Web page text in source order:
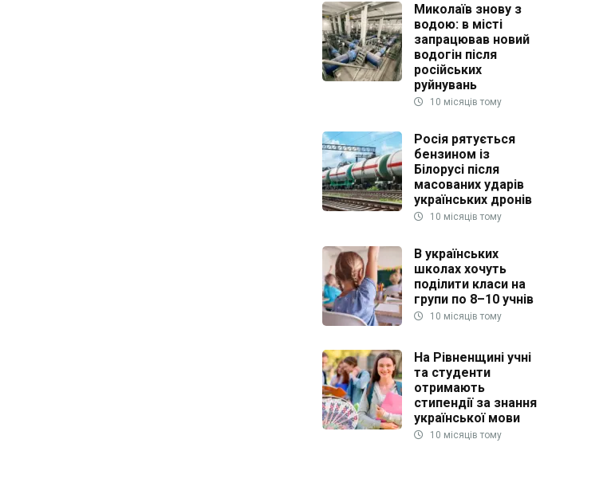
Миколаїв знову з
водою: в місті
запрацював новий
водогін після
російських
руйнувань
10 місяців тому
Росія рятується
бензином із
Білорусі після
масованих ударів
українських дронів
10 місяців тому
В українських
школах хочуть
поділити класи на
групи по 8–10 учнів
10 місяців тому
На Рівненщині учні
та студенти
отримають
стипендії за знання
української мови
10 місяців тому